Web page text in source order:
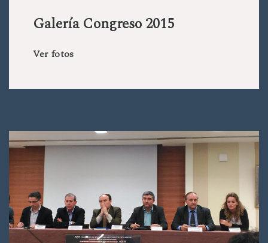
Galería Congreso 2015
Ver fotos